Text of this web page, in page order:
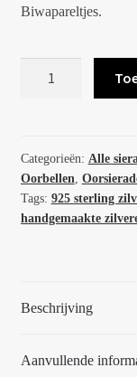
Biwapareltjes.
goud
Nueva
luz
65780
Categorieën: Alle
Oorbellen,
Tags: 925 sterling
handgemaakte
Beschrijving
Aanvullende